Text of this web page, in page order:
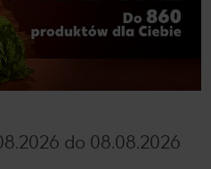
do 08.08.2026